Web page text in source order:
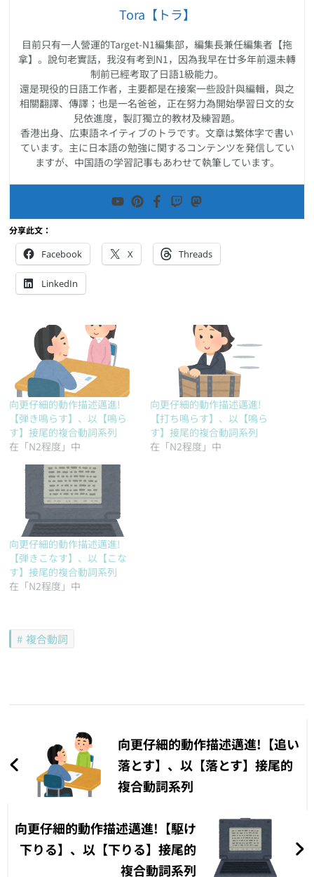
Tora【トラ】
目前只有一人營運的Target-N1編集部，編集長兼任編集者【拖
拿】。說句老實話，我沒有考到N1，因為我早在廿多年前還未轉
制前已經考取了日語1級能力。
還是現役的日語工作者，主要都是在接案一些設計與編輯，與之
相關翻譯、傳譯；也是一名爸爸，正在努力為開始學習日文的女
兒依進度，製訂獨立的教材及練習題。
香港出身、広東語ネイティブのトラです。文章は繁体字で書い
ています。主に日本語の勉強に関するコンテンツを発信してい
ますが、中国語の学習記事もあわせて執筆しています。
分享此文：
Facebook X Threads
LinkedIn
向更仔細的動作描述邁進!
【弾き鳴らす】、以【鳴ら
す】接尾的複合動詞系列
在「N2程度」中
向更仔細的動作描述邁進!
【打ち鳴らす】、以【鳴ら
す】接尾的複合動詞系列
在「N2程度」中
向更仔細的動作描述邁進!
【弾きこなす】、以【こな
す】接尾的複合動詞系列
在「N2程度」中
複合動詞
導
向更仔細的動作描述邁進!【追い
落とす】、以【落とす】接尾的
複合動詞系列
向更仔細的動作描述邁進!【駆け
下りる】、以【下りる】接尾的
複合動詞系列